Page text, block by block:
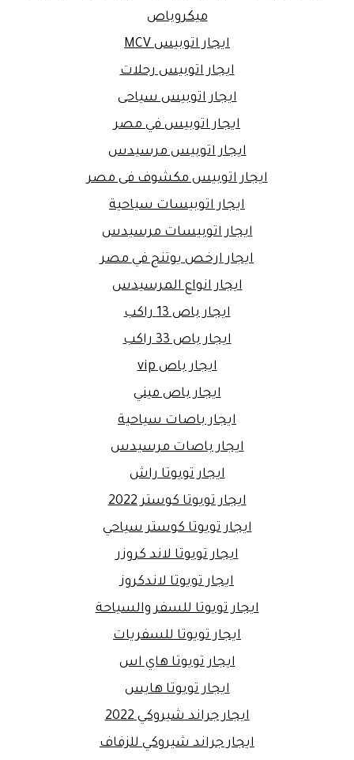
ميكروباص
ايجار اتوبيس MCV
ايجار اتوبيس رحلات
ايجار اتوبيس سياحى
ايجار اتوبيس في مصر
ايجار اتوبيس مرسيدس
ايجار اتوبيس مكشوف فى مصر
ايجار اتوبيسات سياحية
ايجار اتوبيسات مرسيدس
ايجار ارخص يوتنج في مصر
ايجار انواع المرسيدس
ايجار باص 13 راكب
ايجار باص 33 راكب
ايجار باص vip
ايجار باص ميني
ايجار باصات سياحية
ايجار باصات مرسيدس
ايجار تويوتا راش
ايجار تويوتا كوستر 2022
ايجار تويوتا كوستر سياحي
ايجار تويوتا لاند كروزر
ايجار تويوتا لاندكروز
ايجار تويوتا للسفر والسياحة
ايجار تويوتا للسفريات
ايجار تويوتا هاي اس
ايجار تويوتا هايس
ايجار جراند شيروكي 2022
ايجار جراند شيروكي للزفاف